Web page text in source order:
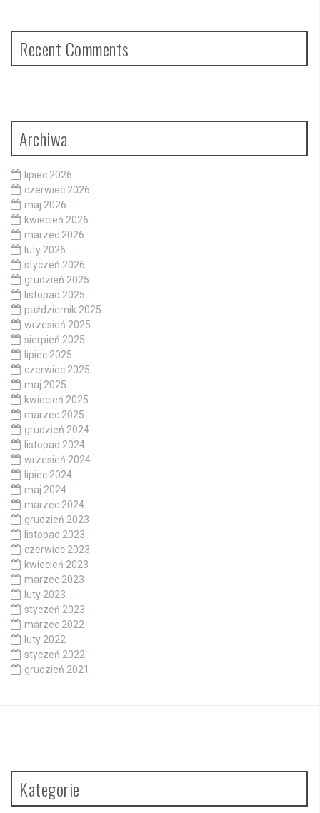
Recent Comments
Archiwa
lipiec 2026
czerwiec 2026
maj 2026
kwiecień 2026
marzec 2026
luty 2026
styczeń 2026
grudzień 2025
listopad 2025
październik 2025
wrzesień 2025
sierpień 2025
lipiec 2025
czerwiec 2025
maj 2025
kwiecień 2025
marzec 2025
grudzień 2024
listopad 2024
wrzesień 2024
lipiec 2024
maj 2024
marzec 2024
grudzień 2023
listopad 2023
czerwiec 2023
kwiecień 2023
marzec 2023
luty 2023
styczeń 2023
marzec 2022
luty 2022
styczeń 2022
grudzień 2021
Kategorie